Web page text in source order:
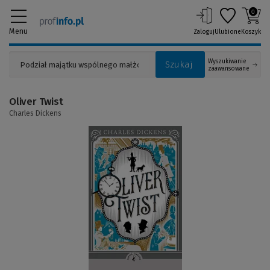
Menu
Szukaj
Wyszukiwanie
zaawansowane
ZalogujUlubione
0
Koszyk
Oliver Twist
Charles Dickens